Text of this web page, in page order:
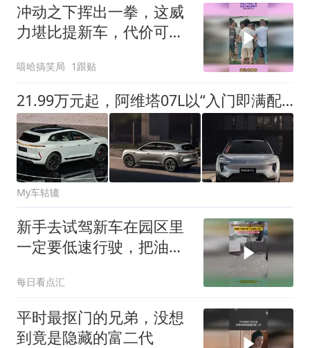
冲动之下挥出一拳，这威
力堪比提新车，代价可不
嘻哈搞笑局 1跟贴
21.99万元起，阿维塔07L以“入门即满配”切入高端家用赛道
My车轱辘
新手去试驾新车在园区里
一定要低速行驶，把油门
厅，网友：这一下多卖多
少辆
每日看点汇
平时最抠门的兄弟，没想
到竟是隐藏的富二代